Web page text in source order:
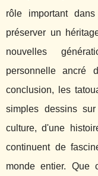
rôle important
préserver un
nouvelles
personnelle ancré
conclusion, les
simples dessins
culture, d'une
continuent de
monde entier. Que